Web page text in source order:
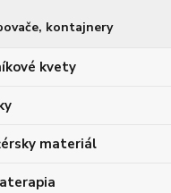
kontajnery
kvety
materiál